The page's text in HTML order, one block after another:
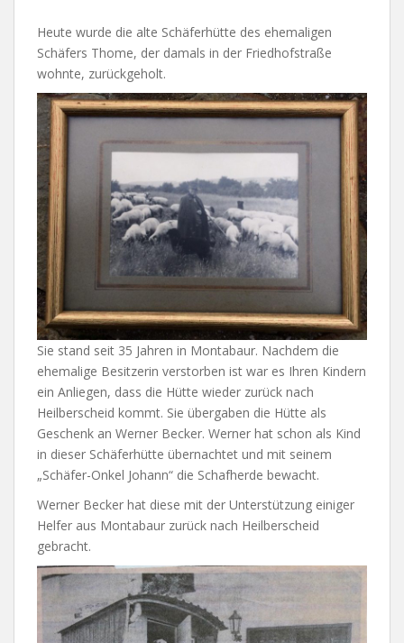
Heute wurde die alte Schäferhütte des ehemaligen
Schäfers Thome, der damals in der Friedhofstraße
wohnte, zurückgeholt.
Sie stand seit 35 Jahren in Montabaur. Nachdem die
ehemalige Besitzerin verstorben ist war es Ihren Kindern
ein Anliegen, dass die Hütte wieder zurück nach
Heilberscheid kommt. Sie übergaben die Hütte als
Geschenk an Werner Becker. Werner hat schon als Kind
in dieser Schäferhütte übernachtet und mit seinem
„Schäfer-Onkel Johann“ die Schafherde bewacht.
Werner Becker hat diese mit der Unterstützung einiger
Helfer aus Montabaur zurück nach Heilberscheid
gebracht.